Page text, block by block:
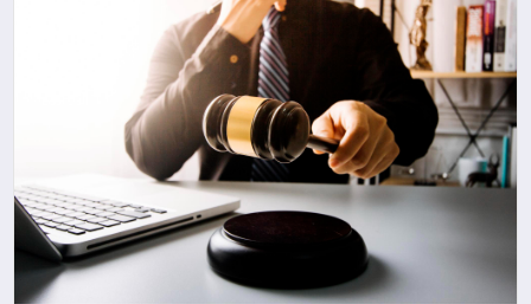
MALATYA HABERLERI